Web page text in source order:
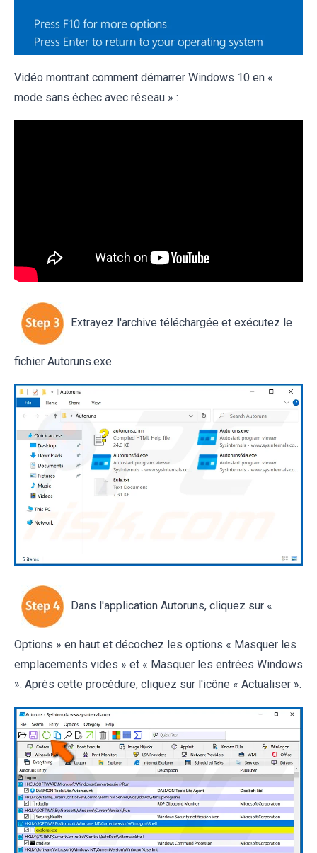
Vidéo montrant comment démarrer Windows 10 en «
mode sans échec avec réseau » :
Extrayez l'archive téléchargée et exécutez le
fichier Autoruns.exe.
Dans l'application Autoruns, cliquez sur «
Options » en haut et décochez les options « Masquer les
emplacements vides » et « Masquer les entrées Windows
». Après cette procédure, cliquez sur l'icône « Actualiser ».